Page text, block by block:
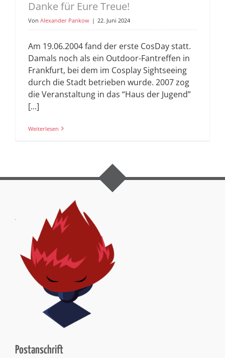
Danke für Eure Treue!
Von Alexander Pankow | 22. Juni 2024
Am 19.06.2004 fand der erste CosDay statt.
Damals noch als ein Outdoor-Fantreffen in
Frankfurt, bei dem im Cosplay Sightseeing
durch die Stadt betrieben wurde. 2007 zog
die Veranstaltung in das “Haus der Jugend”
[...]
Weiterlesen
Postanschrift